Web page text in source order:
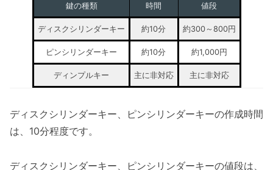
鍵の種類 時間 値段
ディスクシリンダーキー 約10分 約300～800円
ピンシリンダーキー 約10分 約1,000円
ディンプルキー 主に非対応 主に非対応
ディスクシリンダーキー、ピンシリンダーキーの作成時間
は、10分程度です。
ディスクシリンダーキー、ピンシリンダーキーの値段は、